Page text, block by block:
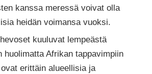
kanssa meressä voivat olla
heidän voimansa vuoksi.
kuuluvat lempeästä
huolimatta Afrikan tappavimpiin
erittäin alueellisia ja